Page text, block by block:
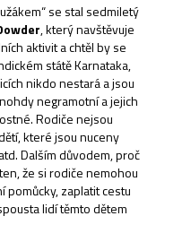
se stal sedmiletý
, který navštěvuje
aktivit a chtěl by se
státě Karnataka,
nikdo nestará a jsou
negramotní a jejich
Rodiče nejsou
které jsou nuceny
Dalším důvodem, proč
že si rodiče nemohou
zaplatit cestu
lidí těmto dětem